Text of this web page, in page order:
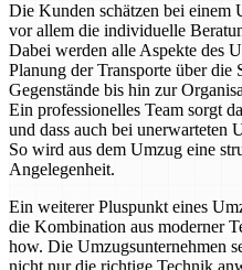
Die Kunden schätzen bei einem
vor allem die individuelle
Dabei werden alle Aspekte des
Planung der Transporte über die
Gegenstände bis hin zur
Ein professionelles Team sorgt
und dass auch bei unerwarteten
So wird aus dem Umzug eine
Angelegenheit.
Ein weiterer Pluspunkt eines
die Kombination aus moderner
how. Die Umzugsunternehmen